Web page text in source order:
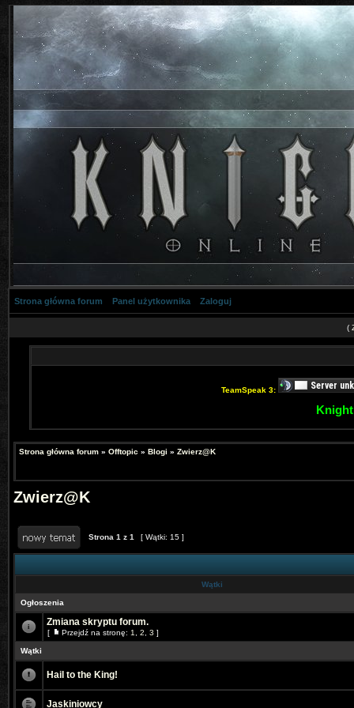
Strona główna forum Panel użytkownika Zaloguj
(
TeamSpeak 3:
Strona główna forum » Offtopic » Blogi » Zwierz@K
Zwierz@K
Strona 1 z 1 [ Wątki: 15 ]
Wątki
Ogłoszenia
Zmiana skryptu forum.
[ Przejdź na stronę: 1 2 3 ]
Wątki
Hail to the King!
Jaskiniowcy